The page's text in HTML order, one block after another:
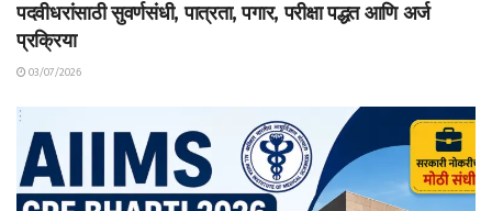
पदवीधरांसाठी सुवर्णसंधी, पात्रता, पगार, परीक्षा पद्धत आणि अर्ज
प्रक्रिया
03/07/2026